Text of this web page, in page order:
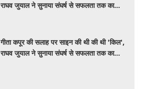
राघव जुयाल ने सुनाया संघर्ष से सफलता तक का
गीता कपूर की सलाह पर साइन की थी की थी 'किल',
राघव जुयाल ने सुनाया संघर्ष से सफलता तक का